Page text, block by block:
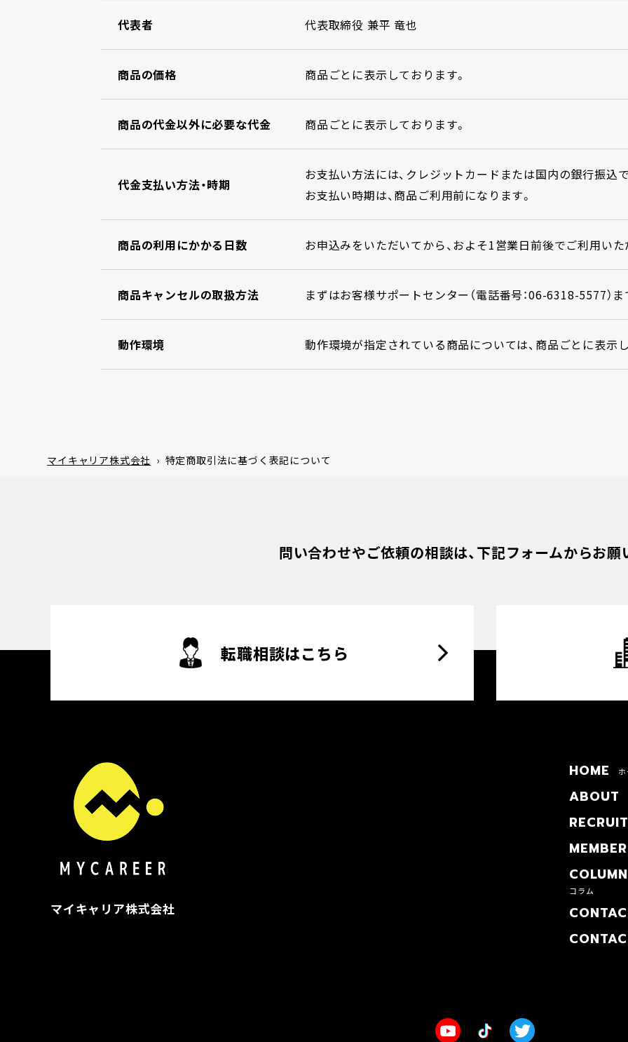
代表者 代表取締役 兼平 竜也
商品の価格 商品ごとに表示しております。
商品の代金以外に必要な代金 商品ごとに表示しております。
代金支払い方法・時期
お支払い方法には、クレジットカードまたは国内の銀行振込
お支払い時期は、商品ご利用前になります。
商品の利用にかかる日数 お申込みをいただいてから、およそ1営業日前後でご利用いた
商品キャンセルの取扱方法 まずはお客様サポートセンター（電話番号：06-6318-5577）
動作環境 動作環境が指定されている商品については、商品ごとに表示
マイキャリア株式会社 › 特定商取引法に基づく表記について
問い合わせやご依頼の相談は、下記フォームからお願
転職相談はこちら
マイキャリア株式会社
HOME
ABOUT
RECRUIT
MEMBER
COLUMN
コラム